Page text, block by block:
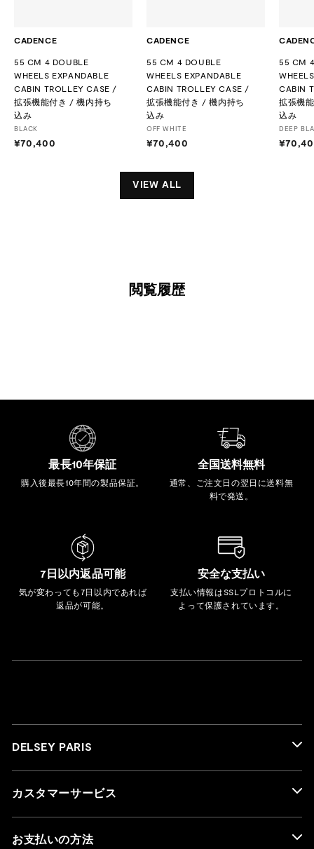
CADENCE
55 CM 4 DOUBLE
WHEELS EXPANDABLE
CABIN TROLLEY CASE /
拡張機能付き / 機内持ち
込み
BLACK
¥70,400
CADENCE
55 CM 4 DOUBLE
WHEELS EXPANDABLE
CABIN TROLLEY CASE /
拡張機能付き / 機内持ち
込み
OFF WHITE
¥70,400
0
55 CM
CABIN
拡張機
込み
DEEP
VIEW ALL
閲覧履歴
最長10年保証
購入後最長10年間の製品保証。
全国送料無料
通常、ご注文日の翌日に送料無
料で発送。
7日以内返品可能
気が変わっても7日以内であれば
返品が可能。
安全な支払い
支払い情報はSSLプロトコルに
よって保護されています。
DELSEY PARIS
カスタマーサービス
お支払いの方法